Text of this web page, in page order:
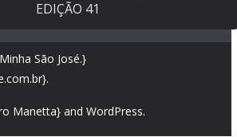
EDIÇÃO 41
Minha São José.}
Manetta} and WordPress.